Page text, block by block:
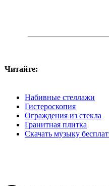
Читайте:
Набивные стеллажи
Гистероскопия
Ограждения из стекла
Гранитная плитка
Скачать музыку